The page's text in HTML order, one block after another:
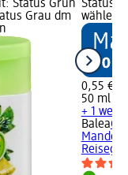
Status Grün
Grau dm
Status
wählen
0,55 €
50 ml
+ 1
Balea